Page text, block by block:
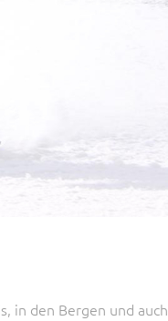
in den Bergen und auch